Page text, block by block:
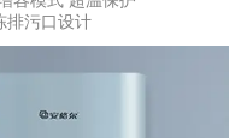
排污口设计